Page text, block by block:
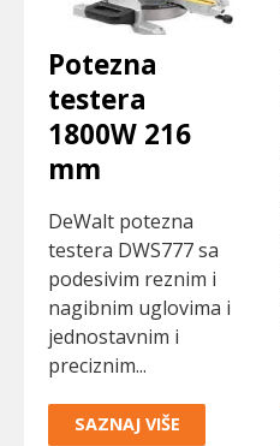
Potezna
testera
1800W 216
mm
DeWalt potezna
testera DWS777 sa
podesivim reznim i
nagibnim uglovima i
jednostavnim i
preciznim...
SAZNAJ VIŠE